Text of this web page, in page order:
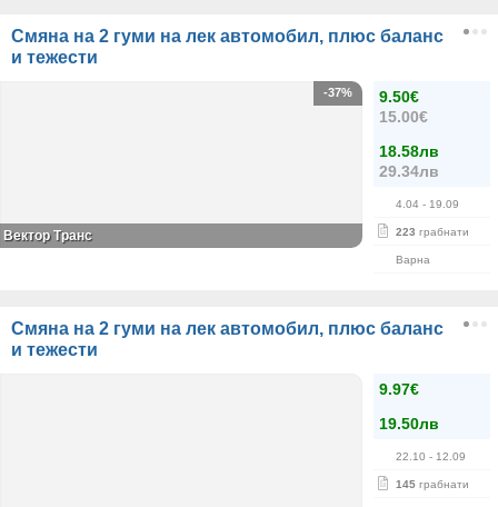
Смяна на 2 гуми на лек автомобил, плюс баланс
и тежести
9.50€
15.00€
18.58лв
29.34лв
4.04 - 19.09
223 грабнати
Варна
-37%
Вектор Транс
Смяна на 2 гуми на лек автомобил, плюс баланс
и тежести
9.97€
19.50лв
22.10 - 12.09
145 грабнати